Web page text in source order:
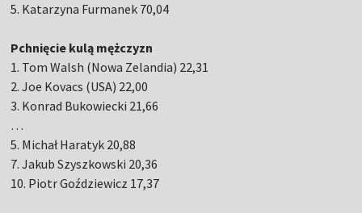
5. Katarzyna Furmanek 70,04
Pchnięcie kulą mężczyzn
1. Tom Walsh (Nowa Zelandia) 22,31
2. Joe Kovacs (USA) 22,00
3. Konrad Bukowiecki 21,66
…
5. Michał Haratyk 20,88
7. Jakub Szyszkowski 20,36
10. Piotr Goździewicz 17,37